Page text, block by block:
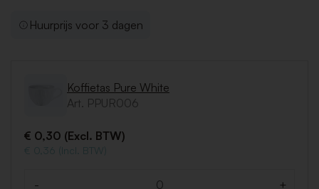
Huurprijs voor 3 dagen
Koffietas Pure White
Art. PPUR006
€ 0,30 (Excl. BTW)
€ 0,36 (Incl. BTW)
- +